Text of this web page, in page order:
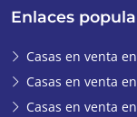
Enlaces
Casas en venta
Casas en venta
Casas en venta